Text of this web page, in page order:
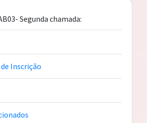
Segunda chamada:
Inscrição